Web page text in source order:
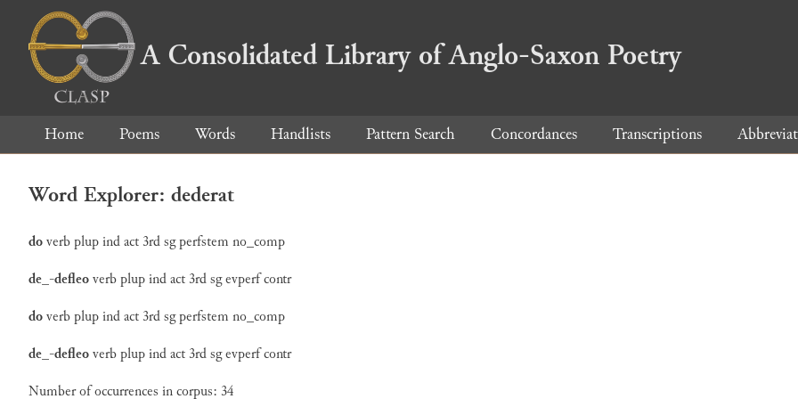
A Consolidated Library of Anglo-Saxon Poetry
Home Poems Words Handlists Pattern Search Concordances Transcriptions
Word Explorer: dederat
doverbplupindact 3rdsgperfstem no_comp
de_-defleoverbplupindact 3rdsgevperfcontr
doverbplupindact 3rdsgperfstem no_comp
de_-defleoverbplupindact 3rdsgevperfcontr
Number of occurrences in corpus: 34